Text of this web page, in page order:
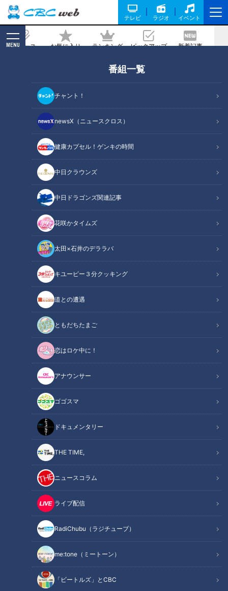
テレビ ラジオ イベント
ニュース お気に入り ランキング ピックアップ 新着記事
MENU
番組一覧
チャント！
newsX（ニュースクロス）
健康カプセル！ゲンキの時間
中日クラウンズ
中日ドラゴンズ関連記事
花咲かタイムズ
太田×石井のデララバ
キユーピー３分クッキング
道との遭遇
ともだちたまご
恋はロケ中に！
アナウンサー
ゴゴスマ
ドキュメンタリー
THE TIME,
ニュースコラム
ライブ配信
RadiChubu（ラジチューブ）
me:tone（ミートーン）
「ビートルズ」とCBC
原慎之介、憲伸から受け継いだ竜魂バト
2020/04/20 16:51
中日ドラゴンズ
サンドラコラム
「【ドラゴンズを愛して半世紀！竹内茂喜の『野球のドテ
煮』】CBCテレビ「サンデードラゴンズ」（毎週日曜日午後
12時54分から東海エリアで生放送）を見たコラム」
16年目でのセ・パ交流戦中止の知らせ
紹介して欲しい！ドラゴンズの歴史
背番号物語「back number」
11番こそ竜のエースナンバー
マウンドを支えた11番の名投手たち
エースになれ！なるんだ！慎之介！
オススメ関連コンテンツ
16年目でのセ・パ交流戦中止の知らせ